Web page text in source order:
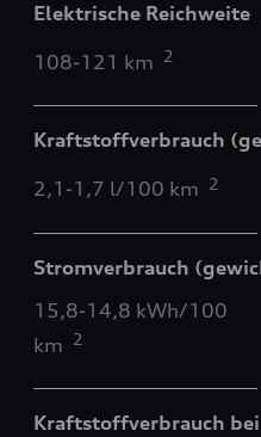
Elektrische Reichweite
108-121 km 2
Kraftstoffverbrauch
2,1-1,7 l/100 km 2
Stromverbrauch
15,8-14,8 kWh/100
km
2
Kraftstoffverbrauch